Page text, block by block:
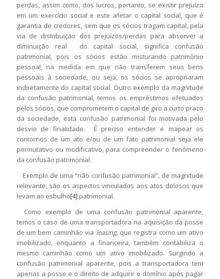
perdas, assim como, dos lucros, portanto, se existir prejuízo
em um exercício social e este afetar o capital social, que é
garantia de credores, sem que os sócios tragam capital, pela
via de distribuição dos prejuízos/perdas para absorver a
diminuição real do capital social, significa confusão
patrimonial, pois os sócios estão misturando patrimônio
pessoal, na medida em que não transferem seus bens
pessoais à sociedade, ou seja, os sócios se apropriaram
indiretamente do capital social. Outro exemplo da magnitude
da confusão patrimonial, temos os empréstimos efetuados
pelos sócios, que comprometem o capital de giro a curto prazo
da sociedade, esta confusão patrimonial foi motivada pelo
desvio de finalidade. É preciso entender e mapear os
contornos de um ato e/ou de um fato patrimonial seja ele
permutativo ou modificativo, para compreender o fenômeno
da confusão patrimonial.
Exemplo de uma “não confusão patrimonial”, de magnitude
relevante, são os aspectos vinculados aos atos dolosos que
levam ao esbulho[4] patrimonial.
Como exemplo de uma confusão patrimonial aparente,
temos o caso de uma transportadora na aquisição da posse
de um bem caminhão via leasing,que registra como um ativo
imobilizado, enquanto a financeira, também contabiliza o
mesmo caminhão como um ativo imobilizado. Surgindo a
confusão patrimonial aparente, pois a transportadora tem
apenas a posse e o direito de adquirir o domínio após pagar